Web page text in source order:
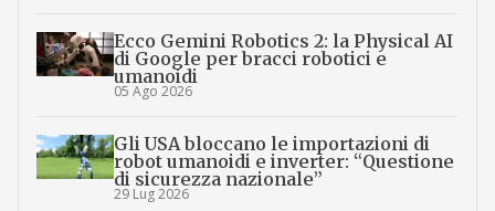
Ecco Gemini Robotics 2: la Physical AI
di Google per bracci robotici e
umanoidi
05 Ago 2026
Gli USA bloccano le importazioni di
robot umanoidi e inverter: “Questione
di sicurezza nazionale”
29 Lug 2026